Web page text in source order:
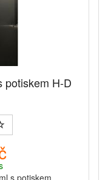
potiskem H-D